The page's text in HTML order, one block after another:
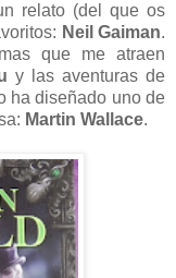
relato (del que os
Neil Gaiman.
que me atraen
y las aventuras de
ha diseñado uno de
Martin Wallace.